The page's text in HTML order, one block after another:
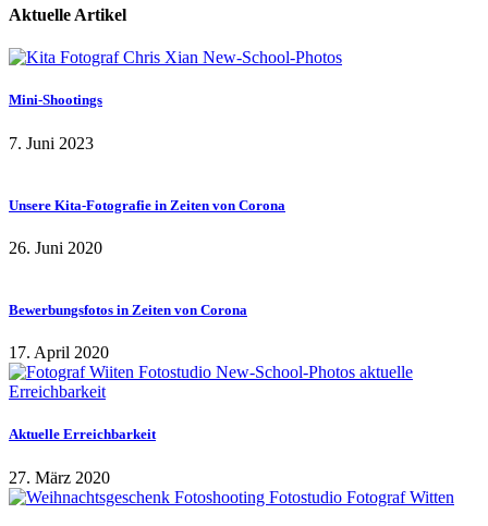
Aktuelle Artikel
Mini-Shootings
7. Juni 2023
Unsere Kita-Fotografie in Zeiten von Corona
26. Juni 2020
Bewerbungsfotos in Zeiten von Corona
17. April 2020
Aktuelle Erreichbarkeit
27. März 2020